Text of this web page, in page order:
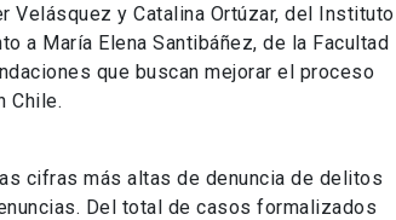
Velásquez y Catalina Ortúzar, del Instituto
a María Elena Santibáñez, de la Facultad
que buscan mejorar el proceso
Chile.
cifras más altas de denuncia de delitos
Del total de casos formalizados